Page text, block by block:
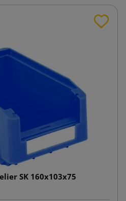
SK 160x103x75